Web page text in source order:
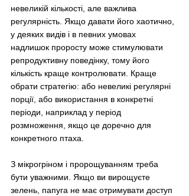
невеликій кількості, але важлива
регулярність. Якщо давати його хаотично,
у деяких видів і в певних умовах
надлишок проросту може стимулювати
репродуктивну поведінку, тому його
кількість краще контролювати. Краще
обрати стратегію: або невеликі регулярні
порції, або використання в конкретні
періоди, наприклад у період
розмноження, якщо це доречно для
конкретного птаха.
З мікрогріном і пророщуванням треба
бути уважними. Якщо ви вирощуєте
зелень, папуга не має отримувати доступ